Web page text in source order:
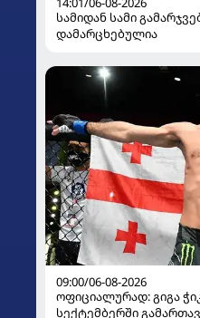
სამიდან სამი
დამარცხებულია
09:00/06-08-2026
ოფიციალურად: გიგა
სექტემბერში